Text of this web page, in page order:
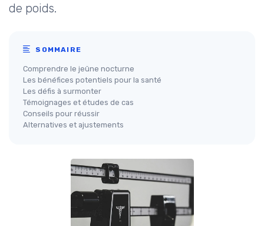
de poids.
SOMMAIRE
Comprendre le jeûne nocturne
Les bénéfices potentiels pour la santé
Les défis à surmonter
Témoignages et études de cas
Conseils pour réussir
Alternatives et ajustements